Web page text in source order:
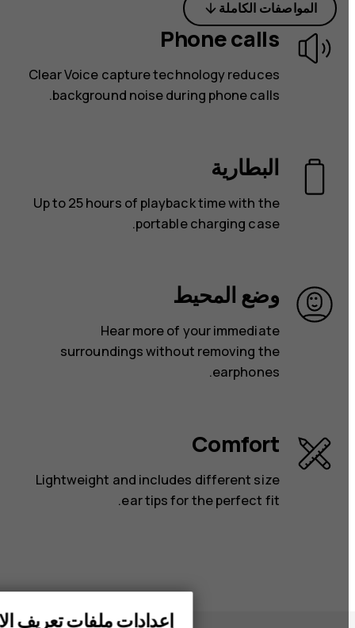
الهواتف الذكية
المواصفات الكاملة
Phone calls
Clear Voice capture technology reduces
background noise during phone calls.
البطارية
Up to 25 hours of playback time with the
portable charging case.
وضع المحيط
Hear more of your immediate
surroundings without removing the
earphones.
Comfort
Lightweight and includes different size
ear tips for the perfect fit.
إعدادات ملفات تعريف